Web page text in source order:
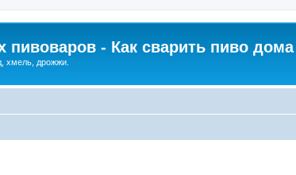
пивоваров - Как cварить пиво дома
хмель, дрожжи.